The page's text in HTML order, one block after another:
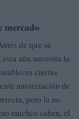
mercado
de que se
aún necesita la
ciertas
autorización de
pero la no
muchos saben, el